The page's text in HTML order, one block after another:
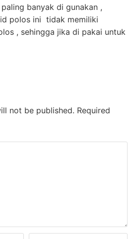
banyak di gunakan ,
polos ini tidak memiliki
, sehingga jika di pakai untuk
not be published. Required